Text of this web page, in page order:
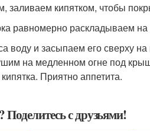
заливаем кипятком, чтобы
равномерно раскладываем
воду и засыпаем его сверху
на медленном огне под
Приятно аппетита.
с друзьями!